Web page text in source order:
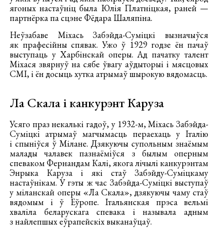
ягоных настаўніц была Юлія Платніцкая, раней —
партнёрка па сцэне Фёдара Шаляпіна.
Неўзабаве Міхась Забэйда-Суміцкі вызначыўся
як прафесійны спявак. Ужо ў 1929 годзе ён пачаў
выступаць у Харбінскай оперы. Ад пачатку талент
Міхася звярнуў на сябе ўвагу аўдыторыі і мясцовых
СМІ, і ён досыць хутка атрымаў шырокую вядомасць.
Ла Скала і канкурэнт Каруза
Усяго праз некалькі гадоў, у 1932-м, Міхась Забэйда-
Суміцкі атрымаў магчымасць пераехаць у Італію
і спыніўся ў Мілане. Дзякуючы супольным знаёмым
малады чалавек пазнаёміўся з былым оперным
спеваком Фернандам Калі, якога лічылі канкурэнтам
Энрыка Каруза і які стаў Забэйду-Суміцкаму
настаўнікам. У гэты ж час Забэйда-Суміцкі выступаў
у міланскай оперы «Ла Скала», дзякуючы чаму стаў
вядомым і ў Еўропе. Італьянская прэса вельмі
хваліла беларускага спевака і называла адным
з найлепшых еўрапейскіх выканаўцаў.